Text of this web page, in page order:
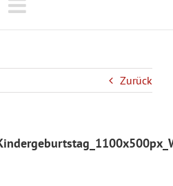
Zurück